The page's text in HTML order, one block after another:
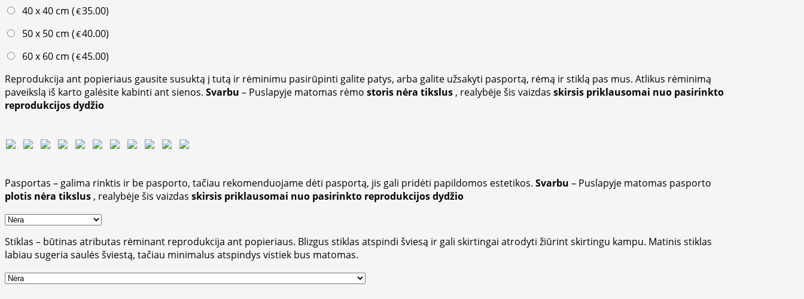
40 x 40 cm (€35.00)
50 x 50 cm (€40.00)
60 x 60 cm (€45.00)
Reprodukcija ant popieriaus gausite susuktą į tutą ir rėminimu pasirūpinti galite patys, arba galite užsakyti pasportą, rėmą ir stiklą pas mus. Atlikus rėminimą
paveikslą iš karto galėsite kabinti ant sienos. Svarbu – Puslapyje matomas rėmo storis nėra tikslus , realybėje šis vaizdas skirsis priklausomai nuo pasirinkto
reprodukcijos dydžio
Pasportas – galima rinktis ir be pasporto, tačiau rekomenduojame dėti pasportą, jis gali pridėti papildomos estetikos. Svarbu – Puslapyje matomas pasporto
plotis nėra tikslus , realybėje šis vaizdas skirsis priklausomai nuo pasirinkto reprodukcijos dydžio
Stiklas – būtinas atributas rėminant reprodukcija ant popieriaus. Blizgus stiklas atspindi šviesą ir gali skirtingai atrodyti žiūrint skirtingu kampu. Matinis stiklas
labiau sugeria saulės šviestą, tačiau minimalus atspindys vistiek bus matomas.